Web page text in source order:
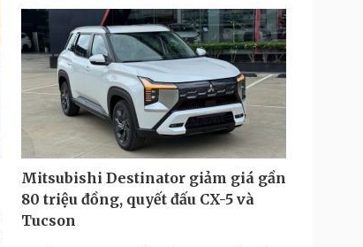
Mitsubishi Destinator giảm giá gần
80 triệu đồng, quyết đấu CX-5 và
Tucson